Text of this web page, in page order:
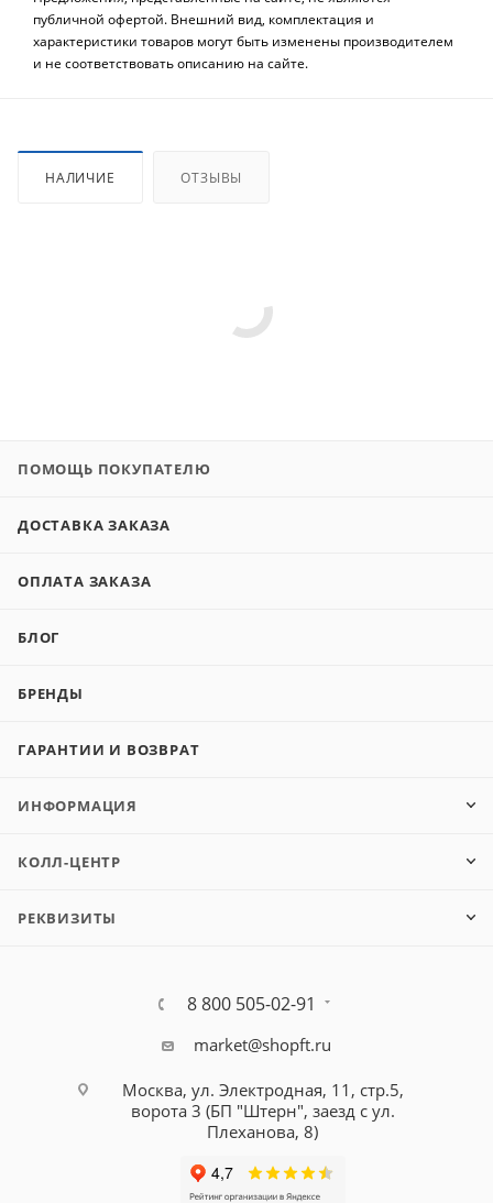
публичной офертой. Внешний вид, комплектация и
характеристики товаров могут быть изменены производителем
и не соответствовать описанию на сайте.
НАЛИЧИЕ ОТЗЫВЫ
ПОМОЩЬ ПОКУПАТЕЛЮ
ДОСТАВКА ЗАКАЗА
ОПЛАТА ЗАКАЗА
БЛОГ
БРЕНДЫ
ГАРАНТИИ И ВОЗВРАТ
ИНФОРМАЦИЯ
КОЛЛ-ЦЕНТР
РЕКВИЗИТЫ
8 800 505-02-91
market@shopft.ru
Москва, ул. Электродная, 11, стр.5,
ворота 3 (БП "Штерн", заезд с ул.
Плеханова, 8)